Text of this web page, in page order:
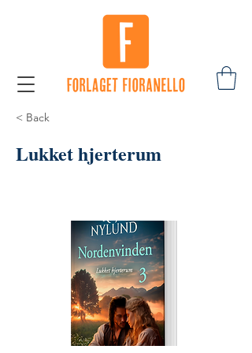
< Back
Lukket hjerterum